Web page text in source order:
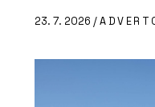
23. 7. 2026 /